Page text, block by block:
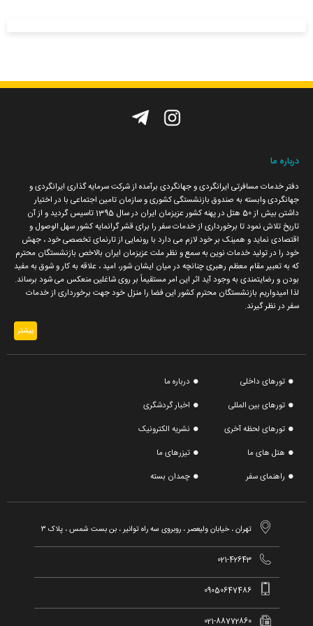
درباره ما
دفتر خدمات مسافرتی ایرانگردی و جهانگردی برآمده از شرکت سرمایه گذاری ایرانگردی و
جهانگردی وابسته به صندوق بازنشستگی کشوری و سازمان تامین اجتماعی با در اختیار
داشتن بیش از 50 هتل در پهنه کشور عزیزمان ایران در سال 1395 تاسیس گردید و از آن
تاریخ تلاش نمود تا برخورداری از خدمات سفر را برای قشر گرانمایه کشور سهل الوصول و
اقتصادی نماید و همینک بر خود لازم می دارد با رونمایی از تارنمای تخصصی خود ، جهش
خود را در تولید خدمات نوین به سمع و نظر ملت عزیزمان ایران بالاخص بازنشستگان محترم
که به تعبیر مقام معظم رهبری چنانچه در میان ایشان شور، امید ، علاقه به کار و شوق به مفید
بودن و رضایتمندی به وجود آید اثر این امر مستقیماً بر روی شاغلین منعکس می شود برساند.
لذا امیدواریم بازنشستگان محترم کشور این فضا را منزل خود جهت برخورداری از خدمات
سفر در نظر گیرند.
بیشتر
تورهای داخلی
تورهای بین المللی
تورهای لحظه آخری
هتل های ما
راهنمای سفر
درباره ما
اخبار گردشگری
نشریه الکترونیک
تیزرهای ما
چمدان بسته
 تهران ، خیابان ولیعصر ، روبروی سه راه توانیر ، بن بست شمس ، پلاک ۳

021-42643

09050647486

021-88772860